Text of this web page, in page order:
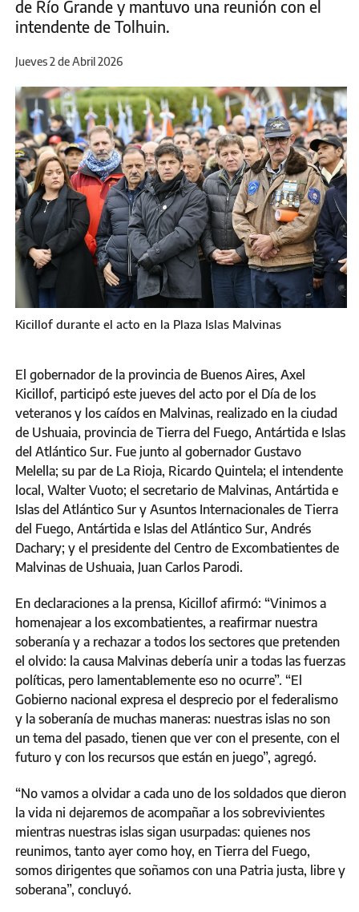
de Río Grande y mantuvo una reunión con el
intendente de Tolhuin.
Jueves 2 de Abril 2026
Kicillof durante el acto en la Plaza Islas Malvinas
El gobernador de la provincia de Buenos Aires, Axel
Kicillof, participó este jueves del acto por el Día de los
veteranos y los caídos en Malvinas, realizado en la ciudad
de Ushuaia, provincia de Tierra del Fuego, Antártida e Islas
del Atlántico Sur. Fue junto al gobernador Gustavo
Melella; su par de La Rioja, Ricardo Quintela; el intendente
local, Walter Vuoto; el secretario de Malvinas, Antártida e
Islas del Atlántico Sur y Asuntos Internacionales de Tierra
del Fuego, Antártida e Islas del Atlántico Sur, Andrés
Dachary; y el presidente del Centro de Excombatientes de
Malvinas de Ushuaia, Juan Carlos Parodi.
En declaraciones a la prensa, Kicillof afirmó: “Vinimos a
homenajear a los excombatientes, a reafirmar nuestra
soberanía y a rechazar a todos los sectores que pretenden
el olvido: la causa Malvinas debería unir a todas las fuerzas
políticas, pero lamentablemente eso no ocurre”. “El
Gobierno nacional expresa el desprecio por el federalismo
y la soberanía de muchas maneras: nuestras islas no son
un tema del pasado, tienen que ver con el presente, con el
futuro y con los recursos que están en juego”, agregó.
“No vamos a olvidar a cada uno de los soldados que dieron
la vida ni dejaremos de acompañar a los sobrevivientes
mientras nuestras islas sigan usurpadas: quienes nos
reunimos, tanto ayer como hoy, en Tierra del Fuego,
somos dirigentes que soñamos con una Patria justa, libre y
soberana”, concluyó.